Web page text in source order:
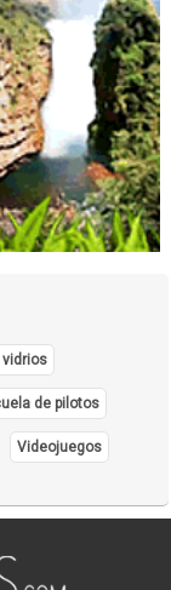
vidrios
de pilotos
Videojuegos